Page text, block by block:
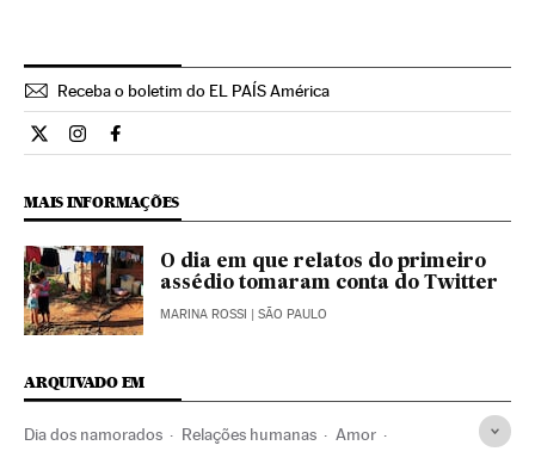
Receba o boletim do EL PAÍS América
Cultura El País Brasil en Twitter
Cultura El País Brasil en Instagram
Cultura El País Brasil en Facebook
MAIS INFORMAÇÕES
O dia em que relatos do primeiro
assédio tomaram conta do Twitter
MARINA ROSSI | SÃO PAULO
ARQUIVADO EM
Dia dos namorados Relações humanas Amor